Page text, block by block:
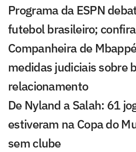
Programa da ESPN
futebol brasileiro; confira
Companheira de
medidas judiciais sobre
relacionamento
De Nyland a Salah: 61
estiveram na Copa do
sem clube